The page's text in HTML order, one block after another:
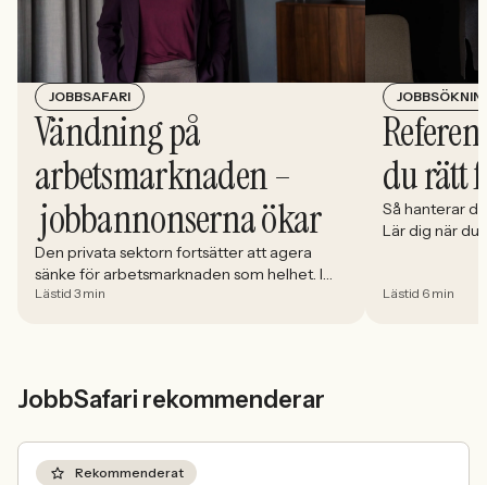
JOBBSAFARI
Vändning på
arbetsmarknaden –
jobbannonserna ökar
Den privata sektorn fortsätter att agera
sänke för arbetsmarknaden som helhet. I
april minskade antalet jobbannonser i
Lästid 3 min
du rätt
Så hanterar
Lär dig när du
Lästid 6 min
JobbSafari rekommenderar
Rekommenderat